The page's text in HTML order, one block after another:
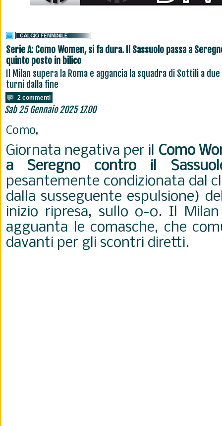
Serie A: Como Women, si fa dura. Il Sassuolo passa a
quinto posto in bilico
Il Milan supera la Roma e aggancia la squadra di Sottili a due
turni dalla fine
2 commenti
Sab 25 Gennaio 2025 17.00
Como,
Giornata negativa per il Como
a Seregno contro il
pesantemente condizionata dal
dalla susseguente espulsione)
inizio ripresa, sullo 0-0. Il
agguanta le comasche, che
davanti per gli scontri diretti.